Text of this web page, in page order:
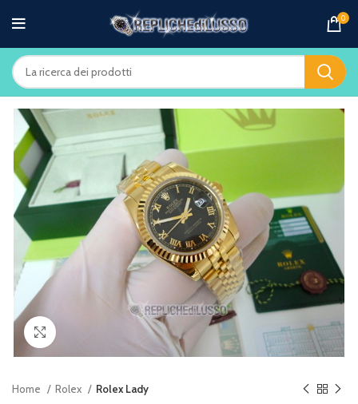
0
Clicca per ingrandire
Home Rolex Rolex Lady